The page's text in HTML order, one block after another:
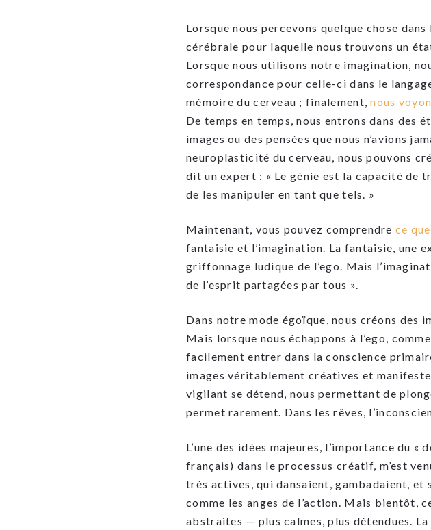
Lorsque nous percevons quelque chose
cérébrale pour laquelle nous trouvons un
Lorsque nous utilisons notre imagination,
correspondance pour celle-ci dans le
mémoire du cerveau ; finalement,nous
De temps en temps, nous entrons dans
images ou des pensées que nous n’avions
neuroplasticité du cerveau, nous pouvons
dit un expert : « Le génie est la capacité de
de les manipuler en tant que tels. »
Maintenant, vous pouvez comprendre ce
fantaisie et l’imagination. La fantaisie, une
griffonnage ludique de l’ego. Mais
de l’esprit partagées par tous ».
Dans notre mode égoïque, nous créons des
Mais lorsque nous échappons à l’ego,
facilement entrer dans la conscience
images véritablement créatives et
vigilant se détend, nous permettant de
permet rarement. Dans les rêves,
L’une des idées majeures, l’importance du
français) dans le processus créatif, m’est
très actives, qui dansaient, gambadaient, et
comme les anges de l’action. Mais bientôt,
abstraites — plus calmes, plus détendues.